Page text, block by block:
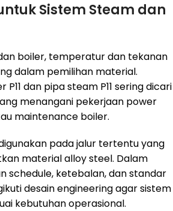
untuk Sistem Steam dan
boiler, temperatur dan tekanan
dalam pemilihan material.
P11 dan pipa steam P11 sering dicari
menangani pekerjaan power
maintenance boiler.
digunakan pada jalur tertentu yang
material alloy steel. Dalam
schedule, ketebalan, dan standar
desain engineering agar sistem
kebutuhan operasional.